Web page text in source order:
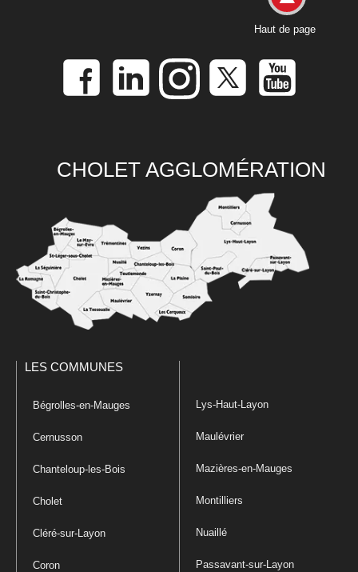
Haut de page
CHOLET AGGLOMÉRATION
LES COMMUNES
Bégrolles-en-Mauges
Cernusson
Chanteloup-les-Bois
Cholet
Cléré-sur-Layon
Coron
Lys-Haut-Layon
Maulévrier
Mazières-en-Mauges
Montilliers
Nuaillé
Passavant-sur-Layon